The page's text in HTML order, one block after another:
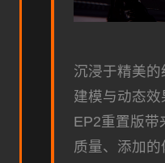
沉浸于精美
建模与动态效
EP2重置版带
质量、添加